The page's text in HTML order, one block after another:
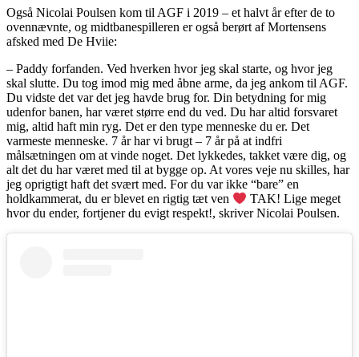
Også Nicolai Poulsen kom til AGF i 2019 – et halvt år efter de to
ovennævnte, og midtbanespilleren er også berørt af Mortensens
afsked med De Hviie:
– Paddy forfanden. Ved hverken hvor jeg skal starte, og hvor jeg
skal slutte. Du tog imod mig med åbne arme, da jeg ankom til AGF.
Du vidste det var det jeg havde brug for. Din betydning for mig
udenfor banen, har været større end du ved. Du har altid forsvaret
mig, altid haft min ryg. Det er den type menneske du er. Det
varmeste menneske. 7 år har vi brugt – 7 år på at indfri
målsætningen om at vinde noget. Det lykkedes, takket være dig, og
alt det du har været med til at bygge op. At vores veje nu skilles, har
jeg oprigtigt haft det svært med. For du var ikke “bare” en
holdkammerat, du er blevet en rigtig tæt ven
TAK! Lige meget
hvor du ender, fortjener du evigt respekt!, skriver Nicolai Poulsen.